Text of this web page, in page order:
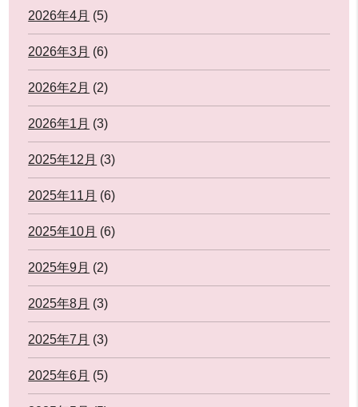
2026年4月 (5)
2026年3月 (6)
2026年2月 (2)
2026年1月 (3)
2025年12月 (3)
2025年11月 (6)
2025年10月 (6)
2025年9月 (2)
2025年8月 (3)
2025年7月 (3)
2025年6月 (5)